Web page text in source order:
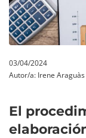
03/04/2024
Autor/a: Irene
El